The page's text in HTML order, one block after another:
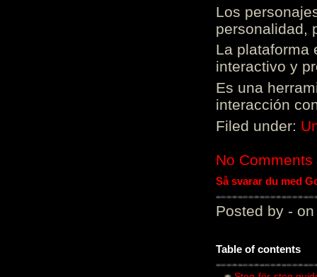
Los
personalidad,
La plataforma
interactivo y
Es una
interacción
Filed under:
No Comments
Så svarar du med
Posted by - on
Table of contents